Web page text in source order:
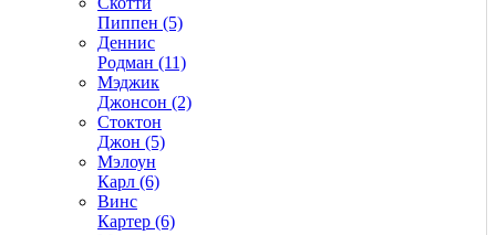
Пиппен (5)
Деннис
Родман (11)
Мэджик
Джонсон (2)
Стоктон
Джон (5)
Мэлоун
Карл (6)
Винс
Картер (6)